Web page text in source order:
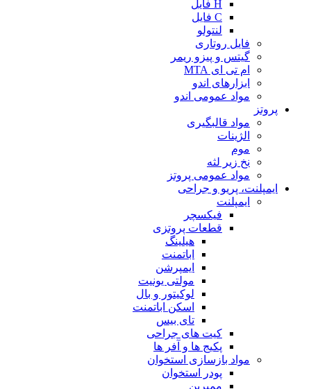
H فایل
C فایل
لنتولو
فایل روتاری
گیتس و پیزو ریمر
ام تی ای MTA
ابزارهای اندو
مواد عمومی اندو
پروتز
مواد قالبگیری
الژینات
موم
نخ زیر لثه
مواد عمومی پروتز
ایمپلنت، پریو و جراحی
ایمپلنت
فیکسچر
قطعات پروتزی
هیلینگ
اباتمنت
ایمپرشن
مولتی یونیت
لوکیتور و بال
اسکن اباتمنت
تای بیس
کیت های جراحی
پکیج ها و آفر ها
مواد بازسازی استخوان
پودر استخوان
ممبرین